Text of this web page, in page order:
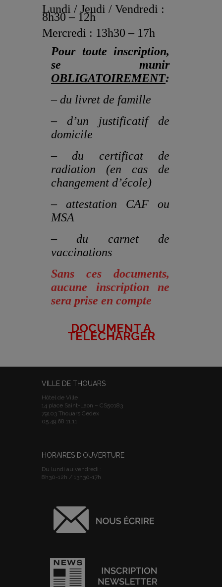
Lundi / Jeudi / Vendredi :
8h30 – 12h
Mercredi : 13h30 – 17h
Pour toute inscription,
se munir
OBLIGATOIREMENT:
– du livret de famille
– d’un justificatif de
domicile
– du certificat de
radiation (en cas de
changement d’école)
– attestation CAF ou
MSA
– du carnet de
vaccinations
Sans ces documents,
aucune inscription ne
sera prise en compte
DOCUMENT A
TELECHARGER
VILLE DE THOUARS
Hôtel de Ville
14 place Saint-Laon – CS50183
79103 Thouars Cedex
05.49.68.11.11
HORAIRES D’OUVERTURE
Du lundi au vendredi :
8h30-12h / 13h30-17h